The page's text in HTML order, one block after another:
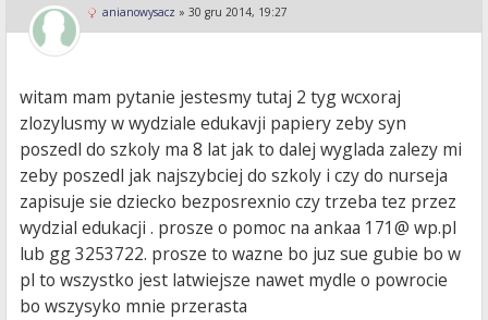
anianowysacz » 30 gru 2014, 19:27
witam mam pytanie jestesmy tutaj 2 tyg wcxoraj
zlozylusmy w wydziale edukavji papiery zeby syn
poszedl do szkoly ma 8 lat jak to dalej wyglada zalezy mi
zeby poszedl jak najszybciej do szkoly i czy do nurseja
zapisuje sie dziecko bezposrexnio czy trzeba tez przez
wydzial edukacji . prosze o pomoc na ankaa 171@ wp.pl
lub gg 3253722. prosze to wazne bo juz sue gubie bo w
pl to wszystko jest latwiejsze nawet mydle o powrocie
bo wszysyko mnie przerasta